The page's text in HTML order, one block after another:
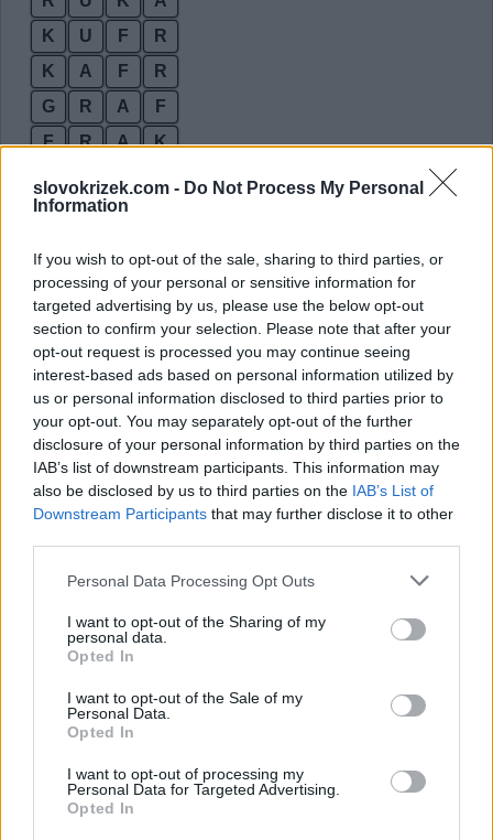
slovokrizek.com - Do Not Process My Personal
Information
If you wish to opt-out of the sale, sharing to third parties, or
processing of your personal or sensitive information for
targeted advertising by us, please use the below opt-out
section to confirm your selection. Please note that after your
opt-out request is processed you may continue seeing
interest-based ads based on personal information utilized by
us or personal information disclosed to third parties prior to
your opt-out. You may separately opt-out of the further
disclosure of your personal information by third parties on the
IAB’s list of downstream participants. This information may
also be disclosed by us to third parties on the IAB’s List of
Downstream Participants that may further disclose it to other
Personal Data Processing Opt Outs
I want to opt-out of the Sharing of my
personal data.
Opted In
I want to opt-out of the Sale of my
Personal Data.
Opted In
I want to opt-out of processing my
Personal Data for Targeted Advertising.
Opted In
K
U F
R
K
A F
R
G
R A
F
F
R A
K
G
R A
F
I G
Bonusová slova:
K A
I
A
K
R
I
K
K
R
A
R
A K
VYHLEDEJTE DALŠÍ
ODPOVĚDI
hlasů, průměr:3,60
Stažení Slovo Křížek